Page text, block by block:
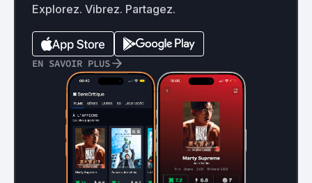
Explorez. Vibrez. Partagez.
EN SAVOIR PLUS